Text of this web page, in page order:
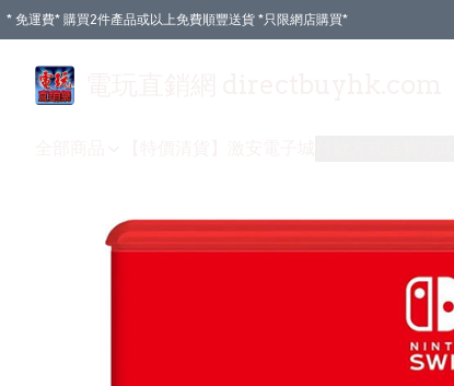
* 免運費* 購買2件產品或以上免費順豐送貨 *只限網店購買*